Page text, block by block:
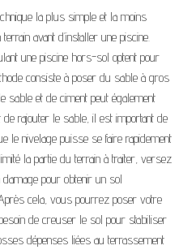
la plus simple et la moins
avant d’installer une piscine.
une piscine hors-sol optent pour
consiste à poser du sable à gros
sable et de ciment peut également
rajouter le sable, il est important de
le nivelage puisse se faire rapidement
la partie du terrain à traiter, versez
pour obtenir un sol
cela, vous pourrez poser votre
de creuser le sol pour stabiliser
dépenses liées au terrassement